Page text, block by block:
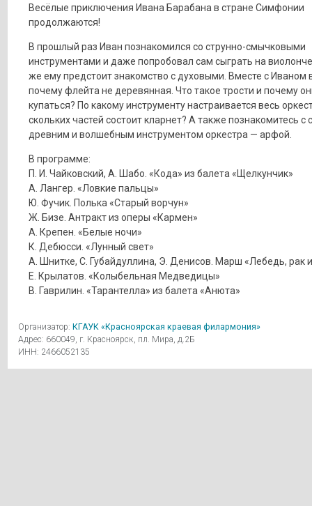
Весёлые приключения Ивана Барабана в стране Симфонии
продолжаются!
В прошлый раз Иван познакомился со струнно-смычковыми
инструментами и даже попробовал сам сыграть на
же ему предстоит знакомство с духовыми. Вместе с Иваном
почему флейта не деревянная. Что такое трости и почему
купаться? По какому инструменту настраивается весь
скольких частей состоит кларнет? А также познакомитесь с
древним и волшебным инструментом оркестра — арфой.
В программе:
П. И. Чайковский, А. Шабо. «Кода» из балета «Щелкунчик»
А. Лангер. «Ловкие пальцы»
Ю. Фучик. Полька «Старый ворчун»
Ж. Бизе. Антракт из оперы «Кармен»
А. Крепен. «Белые ночи»
К. Дебюсси. «Лунный свет»
А. Шнитке, С. Губайдуллина, Э. Денисов. Марш «Лебедь, рак
Е. Крылатов. «Колыбельная Медведицы»
В. Гаврилин. «Тарантелла» из балета «Анюта»
Организатор: КГАУК «Красноярская краевая филармония»
Адрес: 660049, г. Красноярск, пл. Мира, д.2Б
ИНН: 2466052135